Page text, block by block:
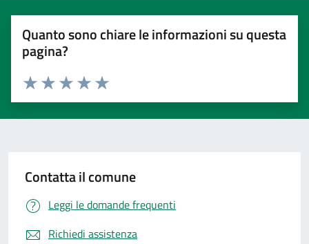
Quanto sono chiare le informazioni su questa
pagina?
Valuta 5 stelle su 5
Valuta 4 stelle su 5
Valuta 3 stelle su 5
Valuta 2 stelle su 5
Valuta 1 stelle su 5
Contatta il comune
Leggi le domande frequenti
Richiedi assistenza